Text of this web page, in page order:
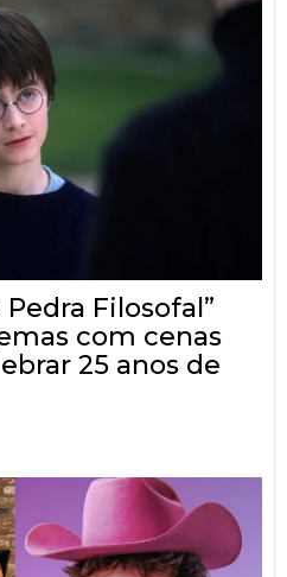
Filosofal”
com cenas
25 anos de